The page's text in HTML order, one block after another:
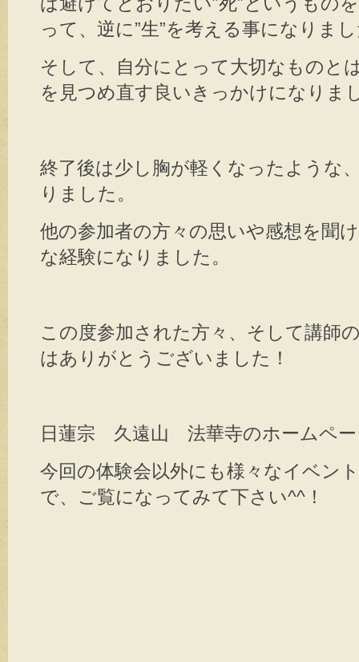
って、逆に”生”を考える事になりま
そして、自分にとって大切なものと
を見つめ直す良いきっかけになりま
終了後は少し胸が軽くなったような
りました。
他の参加者の方々の思いや感想を聞
な経験になりました。
この度参加された方々、そして講師
はありがとうございました！
日蓮宗 久遠山 法華寺のホームペ
今回の体験会以外にも様々なイベン
で、ご覧になってみて下さい^^！